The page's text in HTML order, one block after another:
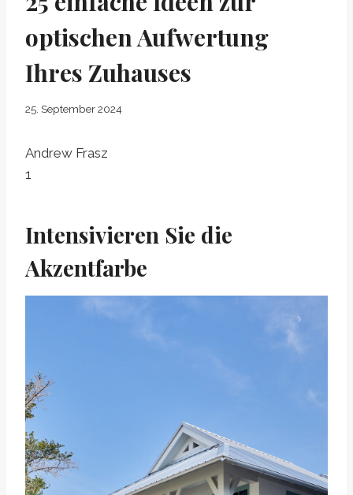
optischen Aufwertung
Ihres Zuhauses
25. September 2024
Andrew Frasz
1
Intensivieren Sie die
Akzentfarbe